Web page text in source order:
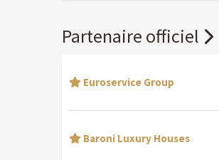
Partenaire officiel
Euroservice Group
Baroni Luxury Houses